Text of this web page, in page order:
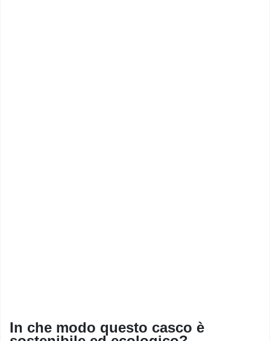
In che modo questo casco è